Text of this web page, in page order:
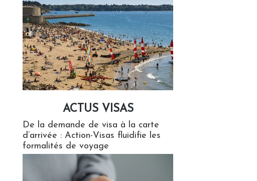
ACTUS VISAS
De la demande de visa à la carte
d’arrivée : Action-Visas fluidifie les
formalités de voyage